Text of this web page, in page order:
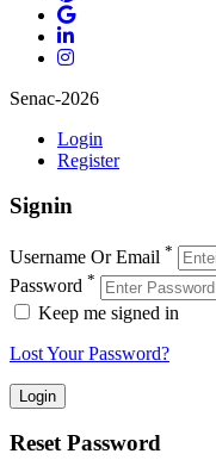
Senac-2026
Login
Register
Signin
Username Or Email *
Password *
Keep me signed in
Lost Your Password?
Reset Password